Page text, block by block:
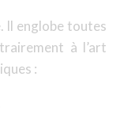
Il englobe toutes
à l’art
: